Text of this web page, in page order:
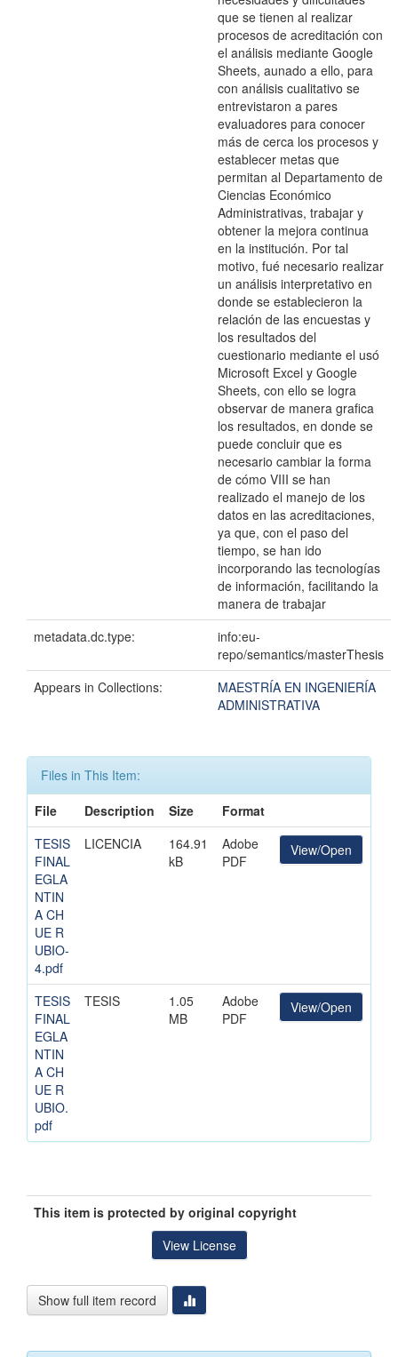
que se tienen al realizar
procesos de acreditación con
el análisis mediante Google
Sheets, aunado a ello, para
con análisis cualitativo se
entrevistaron a pares
evaluadores para conocer
más de cerca los procesos y
establecer metas que
permitan al Departamento de
Ciencias Económico
Administrativas, trabajar y
obtener la mejora continua
en la institución. Por tal
motivo, fué necesario realizar
un análisis interpretativo en
donde se establecieron la
relación de las encuestas y
los resultados del
cuestionario mediante el usó
Microsoft Excel y Google
Sheets, con ello se logra
observar de manera grafica
los resultados, en donde se
puede concluir que es
necesario cambiar la forma
de cómo VIII se han
realizado el manejo de los
datos en las acreditaciones,
ya que, con el paso del
tiempo, se han ido
incorporando las tecnologías
de información, facilitando la
manera de trabajar
metadata.dc.type:
info:eu-
repo/semantics/masterThesis
Appears in Collections:
MAESTRÍA EN INGENIERÍA
ADMINISTRATIVA
Files in This Item:
File
Description Size
Format
TESIS
FINAL
EGLA
NTIN
A CH
UE R
UBIO-
4.pdf
LICENCIA
164.91
kB
Adobe
PDF
View/Open
TESIS
FINAL
EGLA
NTIN
A CH
UE R
UBIO.
pdf
TESIS
1.05
MB
Adobe
PDF
View/Open
This item is protected by original copyright
View License
Show full item record